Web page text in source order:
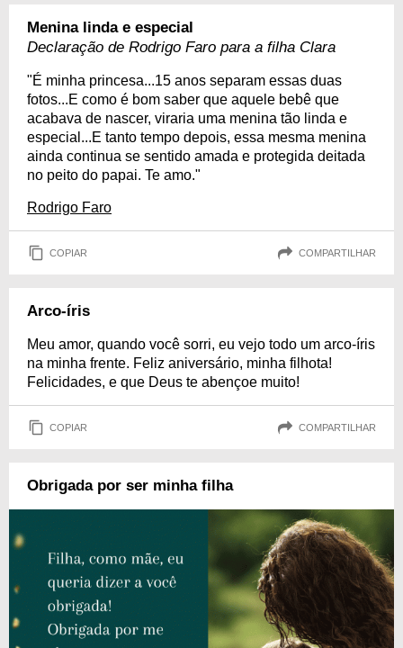
Menina linda e especial
Declaração de Rodrigo Faro para a filha Clara
"É minha princesa...15 anos separam essas duas
fotos...E como é bom saber que aquele bebê que
acabava de nascer, viraria uma menina tão linda e
especial...E tanto tempo depois, essa mesma menina
ainda continua se sentido amada e protegida deitada
no peito do papai. Te amo."
Rodrigo Faro
COPIAR COMPARTILHAR
Arco-íris
Meu amor, quando você sorri, eu vejo todo um arco-íris
na minha frente. Feliz aniversário, minha filhota!
Felicidades, e que Deus te abençoe muito!
COPIAR COMPARTILHAR
Obrigada por ser minha filha